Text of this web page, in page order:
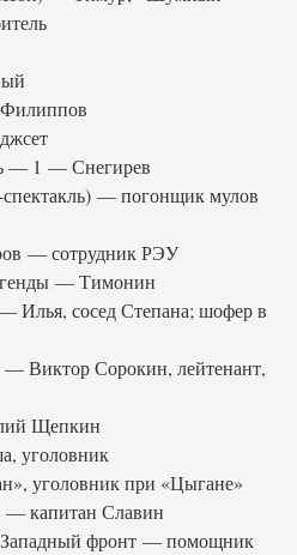
— 1 — Снегирев
— погонщик мулов
— сотрудник РЭУ
— Тимонин
сосед Степана; шофер в
— Виктор Сорокин, лейтенант,
Щепкин
уголовник
уголовник при «Цыгане»
— капитан Славин
Западный фронт — помощник